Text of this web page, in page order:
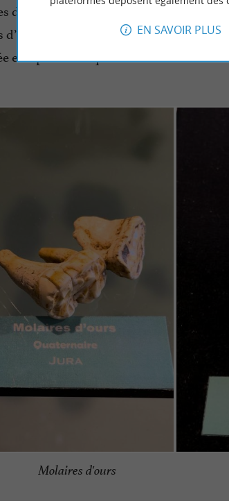
vie de nos lointains ancêtres. De
à des heures précises,
et répond aux questions des visiteurs.
Molaires d'ours
EN SAVOIR PLUS